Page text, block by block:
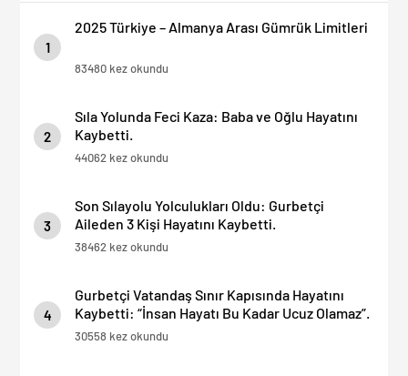
1
2025 Türkiye – Almanya Arası Gümrük Limitleri
83480 kez okundu
2
Sıla Yolunda Feci Kaza: Baba ve Oğlu Hayatını
Kaybetti.
44062 kez okundu
3
Son Sılayolu Yolculukları Oldu: Gurbetçi
Aileden 3 Kişi Hayatını Kaybetti.
38462 kez okundu
4
Gurbetçi Vatandaş Sınır Kapısında Hayatını
Kaybetti: “İnsan Hayatı Bu Kadar Ucuz Olamaz”.
30558 kez okundu